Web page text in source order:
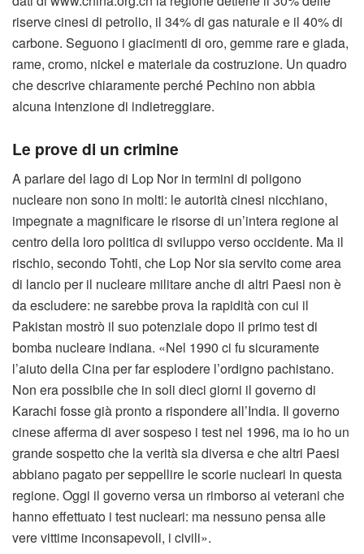
riserve cinesi di petrolio, il 34% di gas naturale e il 40% di
carbone. Seguono i giacimenti di oro, gemme rare e giada,
rame, cromo, nickel e materiale da costruzione. Un quadro
che descrive chiaramente perché Pechino non abbia
alcuna intenzione di indietreggiare.
Le prove di un crimine
A parlare del lago di Lop Nor in termini di poligono
nucleare non sono in molti: le autorità cinesi nicchiano,
impegnate a magnificare le risorse di un’intera regione al
centro della loro politica di sviluppo verso occidente. Ma il
rischio, secondo Tohti, che Lop Nor sia servito come area
di lancio per il nucleare militare anche di altri Paesi non è
da escludere: ne sarebbe prova la rapidità con cui il
Pakistan mostrò il suo potenziale dopo il primo test di
bomba nucleare indiana. «Nel 1990 ci fu sicuramente
l’aiuto della Cina per far esplodere l’ordigno pachistano.
Non era possibile che in soli dieci giorni il governo di
Karachi fosse già pronto a rispondere all’India. Il governo
cinese afferma di aver sospeso i test nel 1996, ma io ho un
grande sospetto che la verità sia diversa e che altri Paesi
abbiano pagato per seppellire le scorie nucleari in questa
regione. Oggi il governo versa un rimborso ai veterani che
hanno effettuato i test nucleari: ma nessuno pensa alle
vere vittime inconsapevoli, i civili».